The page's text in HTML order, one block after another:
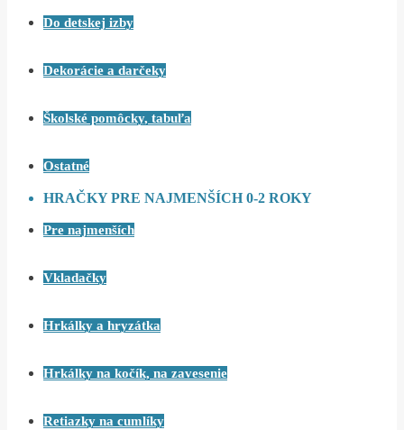
Do detskej izby
Dekorácie a darčeky
Školské pomôcky, tabuľa
Ostatné
HRAČKY PRE NAJMENŠÍCH 0-2 ROKY
Pre najmenších
Vkladačky
Hrkálky a hryzátka
Hrkálky na kočík, na zavesenie
Retiazky na cumlíky